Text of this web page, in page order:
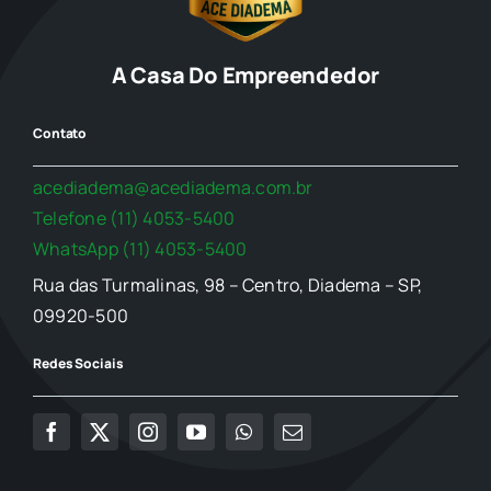
A Casa Do Empreendedor
Contato
acediadema@acediadema.com.br
Telefone (11) 4053-5400
WhatsApp (11) 4053-5400
Rua das Turmalinas, 98 – Centro, Diadema – SP,
09920-500
Redes Sociais